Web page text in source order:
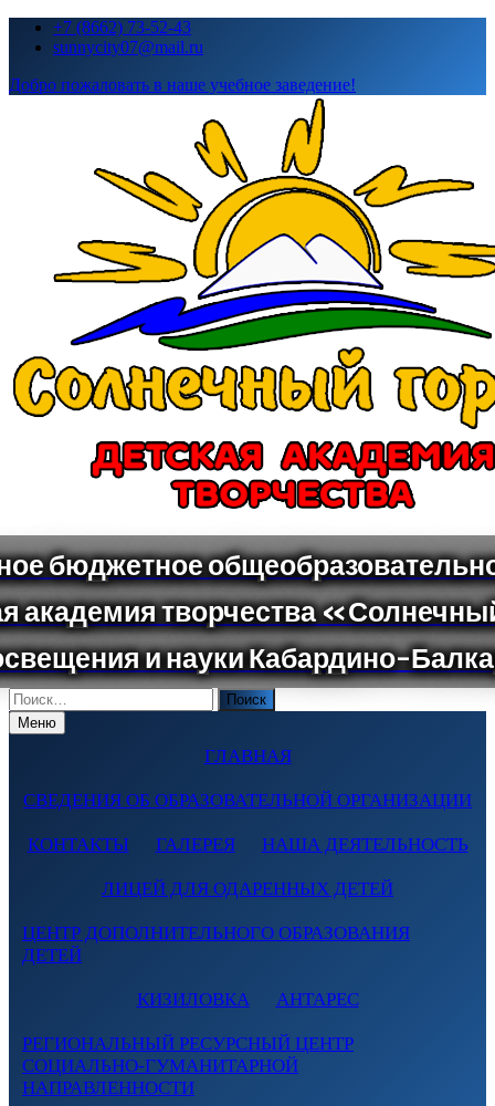
Перейти+7 (8662) 73-52-43
sunnycity07@mail.ru
Добро пожаловать в наше учебное заведение!
Поиск
по:Меню
ГЛАВНАЯ
СВЕДЕНИЯ ОБ ОБРАЗОВАТЕЛЬНОЙ ОРГАНИЗАЦИИ
КОНТАКТЫ ГАЛЕРЕЯ НАША ДЕЯТЕЛЬНОСТЬ
ЛИЦЕЙ ДЛЯ ОДАРЕННЫХ ДЕТЕЙ
ЦЕНТР ДОПОЛНИТЕЛЬНОГО ОБРАЗОВАНИЯ
ДЕТЕЙ
КИЗИЛОВКА АНТАРЕС
РЕГИОНАЛЬНЫЙ РЕСУРСНЫЙ ЦЕНТР
СОЦИАЛЬНО-ГУМАНИТАРНОЙ
НАПРАВЛЕННОСТИ